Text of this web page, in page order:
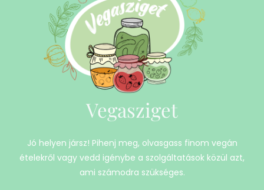
Vegasziget
Jó helyen jársz! Pihenj meg, olvasgass finom vegán
ételekről vagy vedd igénybe a szolgáltatások közül azt,
ami számodra szükséges.